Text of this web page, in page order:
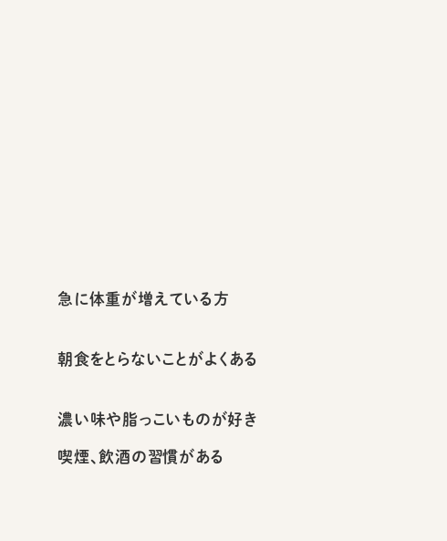
急に体重が増えている方
朝食をとらないことがよくある
濃い味や脂っこいものが好き
喫煙、飲酒の習慣がある